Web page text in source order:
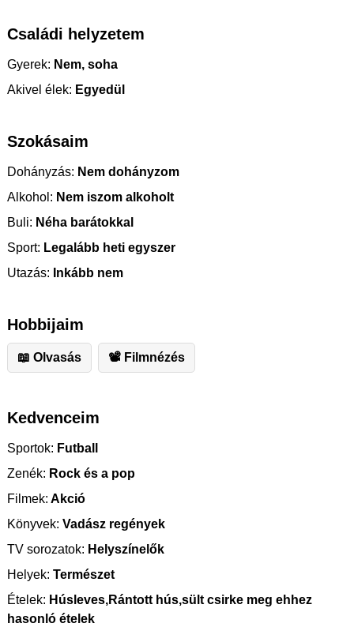
Családi helyzetem
Gyerek: Nem, soha
Akivel élek: Egyedül
Szokásaim
Dohányzás: Nem dohányzom
Alkohol: Nem iszom alkoholt
Buli: Néha barátokkal
Sport: Legalább heti egyszer
Utazás: Inkább nem
Hobbijaim
📖 Olvasás 📽 Filmnézés
Kedvenceim
Sportok: Futball
Zenék: Rock és a pop
Filmek: Akció
Könyvek: Vadász regények
TV sorozatok: Helyszínelők
Helyek: Természet
Ételek: Húsleves,Rántott hús,sült csirke meg ehhez
hasonló ételek